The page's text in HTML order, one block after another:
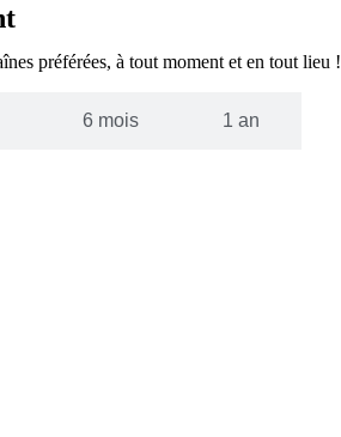
préférées, à tout moment et en tout lieu !
6 mois 1 an